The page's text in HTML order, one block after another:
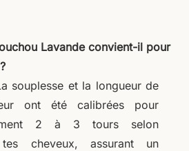
Lavande convient-il pour
souplesse et la longueur de
ont été calibrées pour
2 à 3 tours selon
tes cheveux, assurant un